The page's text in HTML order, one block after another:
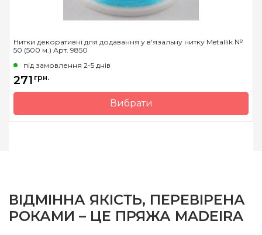
Нитки декоративні для додавання у в'язальну нитку Metallik №
50 (500 м.) Арт. 9850
під замовлення 2-5 днів
271 грн.
Вибрати
Бренд
Madeira
ВІДМІННА ЯКІСТЬ, ПЕРЕВІРЕНА
РОКАМИ – ЦЕ ПРЯЖА MADEIRA